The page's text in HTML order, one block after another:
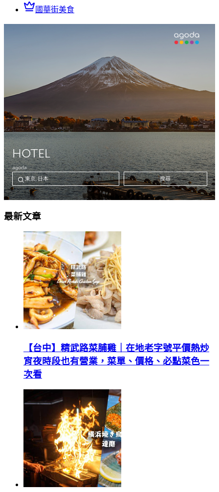
國華街美食
最新文章
【台中】精武路菜脯雞｜在地老字號平價熱炒
宵夜時段也有營業，菜單、價格、必點菜色一
次看